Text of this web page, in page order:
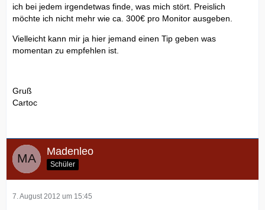
ich bei jedem irgendetwas finde, was mich stört. Preislich
möchte ich nicht mehr wie ca. 300€ pro Monitor ausgeben.
Vielleicht kann mir ja hier jemand einen Tip geben was
momentan zu empfehlen ist.
Gruß
Cartoc
Madenleo
Schüler
7. August 2012 um 15:45